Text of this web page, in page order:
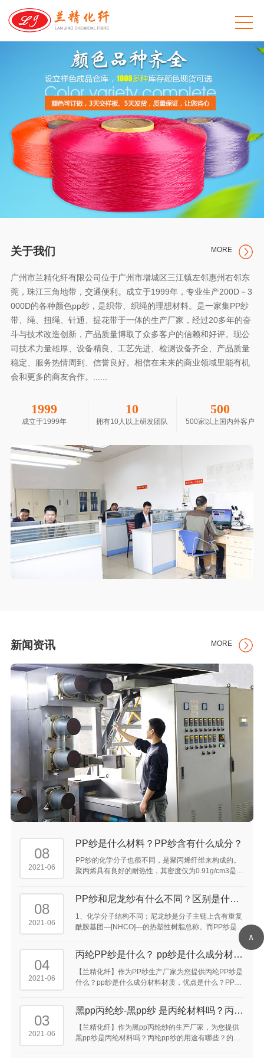
关于我们 MORE
广州市兰精化纤有限公司位于广州市增城区三江镇左邻惠州右邻东
莞，珠江三角地带，交通便利。成立于1999年，专业生产200D－3
000D的各种颜色pp纱，是织带、织绳的理想材料。是一家集PP纱
带、绳、扭绳、针通、提花带于一体的生产厂家，经过20多年的奋
斗与技术改造创新，产品质量博取了众多客户的信赖和好评。现公
司技术力量雄厚、设备精良、工艺先进、检测设备齐全、产品质量
稳定、服务热情周到、信誉良好。相信在未来的商业领域里能有机
会和更多的商友合作。......
1999
成立于1999年
10
拥有10人以上研发团队
500
500家以上国内外客户
新闻资讯 MORE
08
2021-06
PP纱是什么材料？PP纱含有什么成分？
PP纱的化学分子也很不同，是聚丙烯纤维来构成的。
聚丙烯具有良好的耐热性，其密度仅为0.91g/cm3是常
可比其他纤维得到的较高的覆盖面积。 ...
08
2021-06
PP纱和尼龙纱有什么不同？区别是什
么？
1、化学分子结构不同；尼龙纱是分子主链上含有重复
酰胺基团—[NHCO]—的热塑性树脂总称。而PP纱是聚
04
2021-06
丙纶PP纱是什么？ pp纱是什么成分材料
材质，优点是什么？ ...
【兰精化纤】作为PP纱生产厂家为您提供丙纶PP纱是
什么？pp纱是什么成分材料材质，优点是什么？PP纱
西，pp纱原材料是什么的答案供大家参考。 ...
03
2021-06
黑pp丙纶纱-黑pp纱 是丙纶材料吗？丙纶
pp纱的用途 有哪些？ ...
【兰精化纤】作为黑pp丙纶纱的生产厂家，为您提供
黑pp纱是丙纶材料吗？丙纶pp纱的用途有哪些？的介
∧